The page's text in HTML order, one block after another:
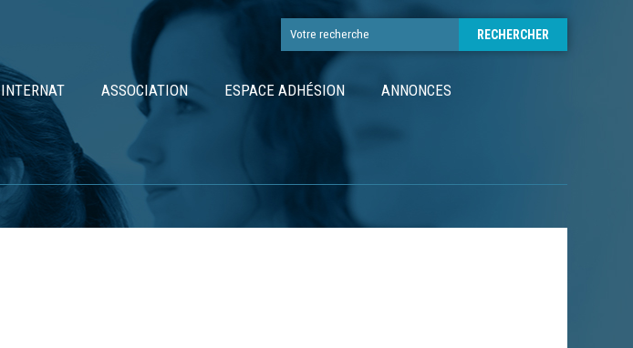
INTERNAT ASSOCIATION ESPACE ADHÉSION ANNONCES